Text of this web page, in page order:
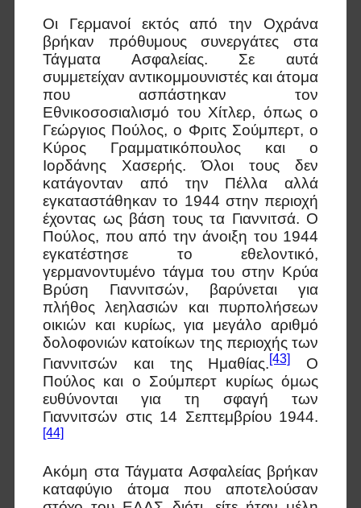
Οι Γερμανοί εκτός από την Οχράνα
βρήκαν πρόθυμους συνεργάτες στα
Τάγματα Ασφαλείας. Σε αυτά
συμμετείχαν αντικομμουνιστές και άτομα
που ασπάστηκαν τον
Εθνικοσοσιαλισμό του Χίτλερ, όπως ο
Γεώργιος Πούλος, ο Φριτς Σούμπερτ, ο
Κύρος Γραμματικόπουλος και ο
Ιορδάνης Χασερής. Όλοι τους δεν
κατάγονταν από την Πέλλα αλλά
εγκαταστάθηκαν το 1944 στην περιοχή
έχοντας ως βάση τους τα Γιαννιτσά. Ο
Πούλος, που από την άνοιξη του 1944
εγκατέστησε το εθελοντικό,
γερμανοντυμένο τάγμα του στην Κρύα
Βρύση Γιαννιτσών, βαρύνεται για
πλήθος λεηλασιών και πυρπολήσεων
οικιών και κυρίως, για μεγάλο αριθμό
δολοφονιών κατοίκων της περιοχής των
Γιαννιτσών και της Ημαθίας.[43]
Ο
Πούλος και ο Σούμπερτ κυρίως όμως
ευθύνονται για τη σφαγή των
Γιαννιτσών στις 14 Σεπτεμβρίου 1944.
[44]
Ακόμη στα Τάγματα Ασφαλείας βρήκαν
καταφύγιο άτομα που αποτελούσαν